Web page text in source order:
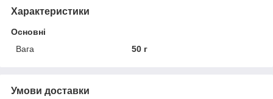
Характеристики
Основні
Вага
50 г
Умови доставки